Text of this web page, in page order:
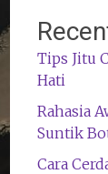
Tips Jitu
Hati
Rahasia
Suntik
Cara